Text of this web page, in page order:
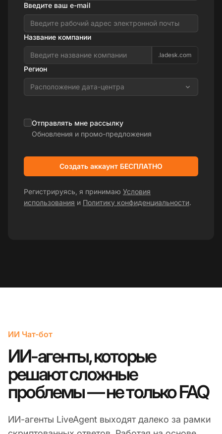
Введите ваш e-mail
Название компании
.ladesk.com
Регион
Расположение дата-центра
Отправлять мне рассылку
Обновления и промо-предложения
Создать аккаунт БЕСПЛАТНО
Регистрируясь, я принимаю Условия
использования и Политику конфиденциальности.
ИИ Чат-бот
ИИ-агенты, которые
решают сложные
проблемы — не только FAQ
ИИ-агенты LiveAgent выходят далеко за рамки